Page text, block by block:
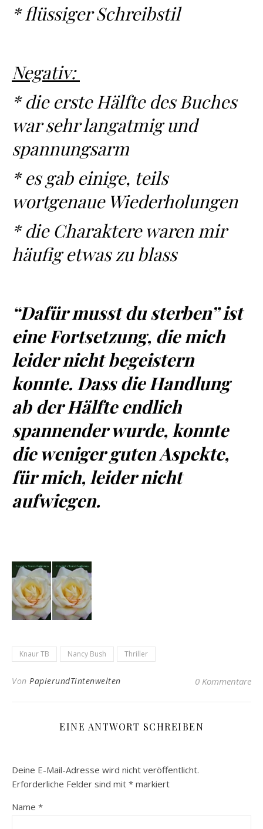
* flüssiger Schreibstil
Negativ:
* die erste Hälfte des Buches
war sehr langatmig und
spannungsarm
* es gab einige, teils
wortgenaue Wiederholungen
* die Charaktere waren mir
häufig etwas zu blass
“Dafür musst du sterben” ist
eine Fortsetzung, die mich
leider nicht begeistern
konnte. Dass die Handlung
ab der Hälfte endlich
spannender wurde, konnte
die weniger guten Aspekte,
für mich, leider nicht
aufwiegen.
Knaur TB Nancy Bush Thriller
Von PapierundTintenwelten 0 Kommentare
EINE ANTWORT SCHREIBEN
Deine E-Mail-Adresse wird nicht veröffentlicht.
Erforderliche Felder sind mit * markiert
Name *